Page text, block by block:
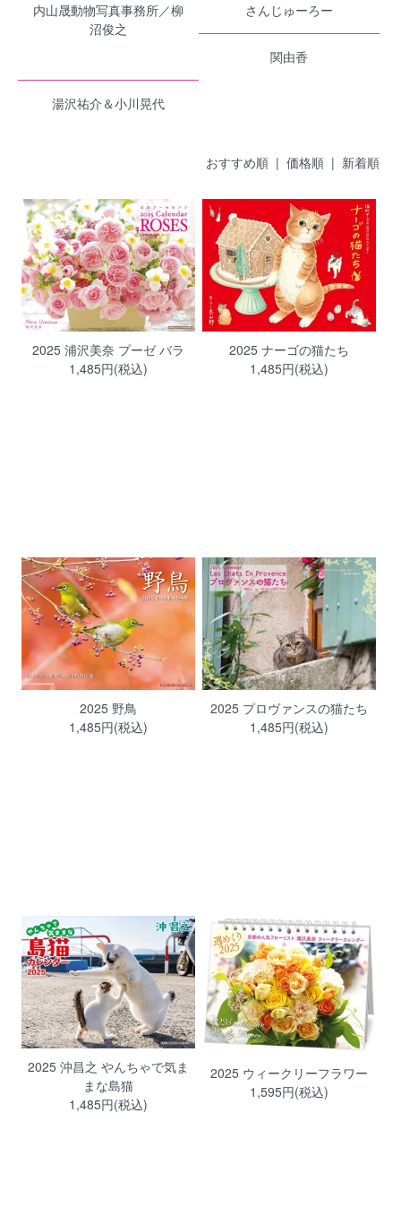
内山晟動物写真事務所／柳
沼俊之
さんじゅーろー
関由香
湯沢祐介＆小川晃代
おすすめ順| 価格順| 新着順
2025 浦沢美奈 プーゼ バラ
1,485円(税込)
2025 ナーゴの猫たち
1,485円(税込)
2025 野鳥
1,485円(税込)
2025 プロヴァンスの猫たち
1,485円(税込)
2025 沖昌之 やんちゃで気ま
まな島猫
1,485円(税込)
2025 ウィークリーフラワー
1,595円(税込)